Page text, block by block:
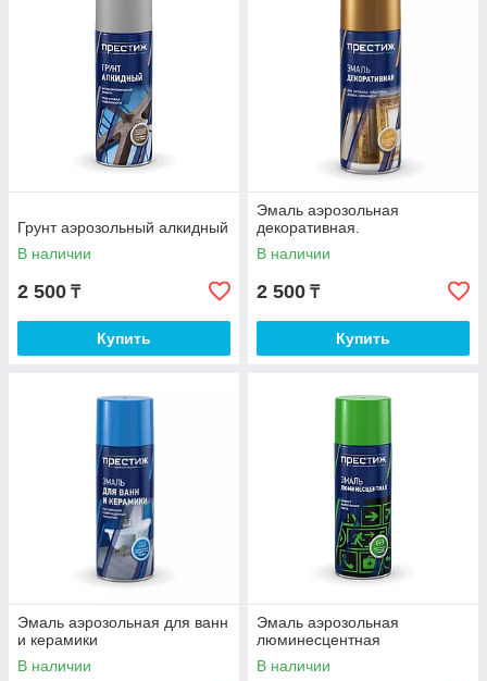
Аэрозольный грунт
Аэрозоль для ванн и керамики
Аэрозольный грунт цинконаполенный
Аэрозоль люминесцентная
Аэрозольный лак
Грунт аэрозольный алкидный
В наличии
2 500 ₸
Купить
Эмаль аэрозольная
декоративная.
В наличии
2 500 ₸
Купить
Эмаль аэрозольная для ванн
и керамики
В наличии
Эмаль аэрозольная
люминесцентная
В наличии